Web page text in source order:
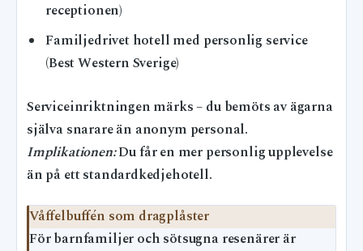
receptionen)
Familjedrivet hotell med personlig service
(Best Western Sverige)
Serviceinriktningen märks – du bemöts av ägarna
själva snarare än anonym personal.
Implikationen:Du får en mer personlig upplevelse
än på ett standardkedjehotell.
Våffelbuffén som dragplåster
För barnfamiljer och sötsugna resenärer är